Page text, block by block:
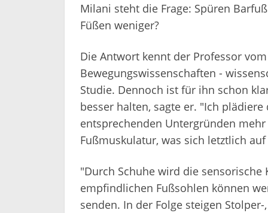
Milani steht die Frage: Spüren
Füßen weniger?
Die Antwort kennt der Professor
Bewegungswissenschaften -
Studie. Dennoch ist für ihn schon
besser halten, sagte er. "Ich
entsprechenden Untergründen
Fußmuskulatur, was sich letztlich
"Durch Schuhe wird die
empfindlichen Fußsohlen können
senden. In der Folge steigen